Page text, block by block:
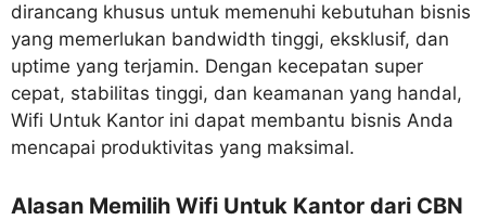
dirancang khusus untuk memenuhi kebutuhan bisnis
yang memerlukan bandwidth tinggi, eksklusif, dan
uptime yang terjamin. Dengan kecepatan super
cepat, stabilitas tinggi, dan keamanan yang handal,
Wifi Untuk Kantor ini dapat membantu bisnis Anda
mencapai produktivitas yang maksimal.
Alasan Memilih Wifi Untuk Kantor dari CBN